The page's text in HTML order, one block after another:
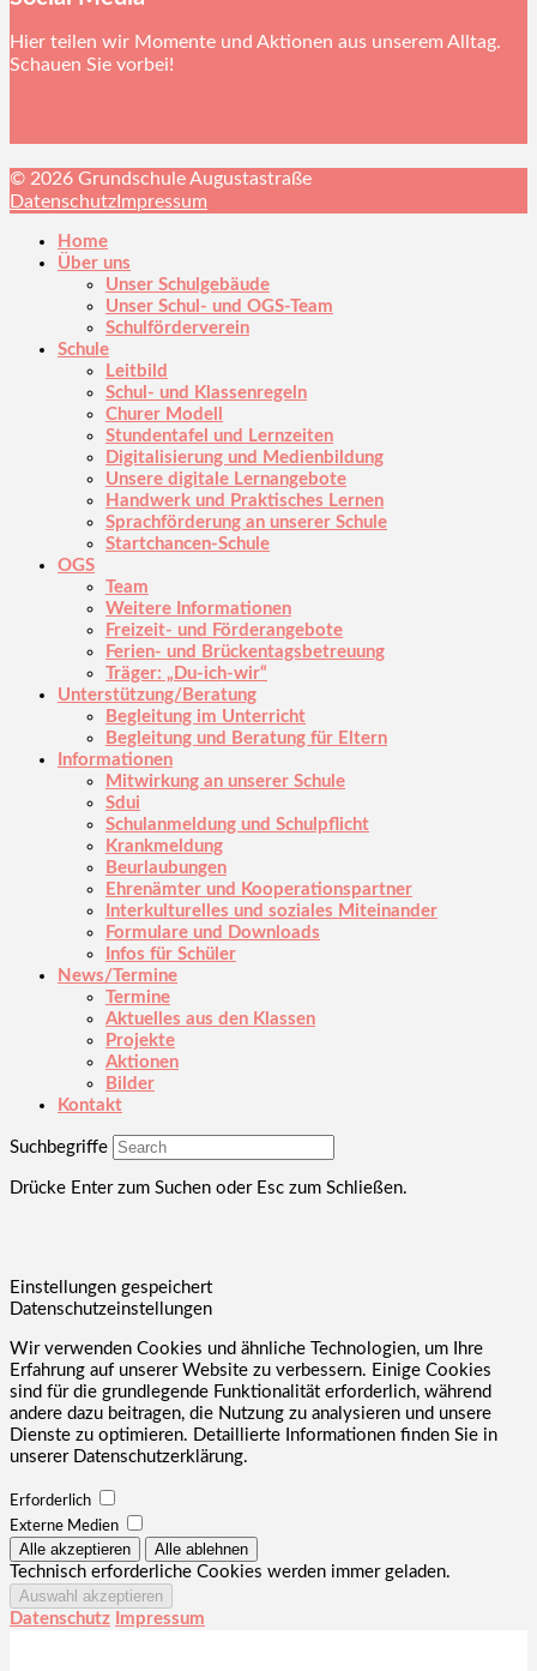
Hier teilen wir Momente und Aktionen aus unserem Alltag.
Schauen Sie vorbei!
© 2026 Grundschule Augustastraße
Datenschutz Impressum
Home
Über uns
Unser Schulgebäude
Unser Schul- und OGS-Team
Schulförderverein
Schule
Leitbild
Schul- und Klassenregeln
Churer Modell
Stundentafel und Lernzeiten
Digitalisierung und Medienbildung
Unsere digitale Lernangebote
Handwerk und Praktisches Lernen
Sprachförderung an unserer Schule
Startchancen-Schule
OGS
Team
Weitere Informationen
Freizeit- und Förderangebote
Ferien- und Brückentagsbetreuung
Träger: „Du-ich-wir“
Unterstützung/Beratung
Begleitung im Unterricht
Begleitung und Beratung für Eltern
Informationen
Mitwirkung an unserer Schule
Sdui
Schulanmeldung und Schulpflicht
Krankmeldung
Beurlaubungen
Ehrenämter und Kooperationspartner
Interkulturelles und soziales Miteinander
Formulare und Downloads
Infos für Schüler
News/Termine
Termine
Aktuelles aus den Klassen
Projekte
Aktionen
Bilder
Kontakt
Suchbegriffe
Drücke Enter zum Suchen oder Esc zum Schließen.
Einstellungen gespeichert
Datenschutzeinstellungen
Wir verwenden Cookies und ähnliche Technologien, um Ihre
Erfahrung auf unserer Website zu verbessern. Einige Cookies
sind für die grundlegende Funktionalität erforderlich, während
andere dazu beitragen, die Nutzung zu analysieren und unsere
Dienste zu optimieren. Detaillierte Informationen finden Sie in
unserer Datenschutzerklärung.
Erforderlich
Externe Medien
Technisch erforderliche Cookies werden immer geladen.
Datenschutz Impressum